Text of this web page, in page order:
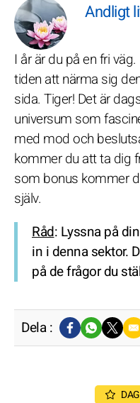
Andligt
I år är du på en fri
tiden att närma sig
sida. Tiger! Det är
universum som
med mod och
kommer du att ta dig
som bonus kommer
själv.
Råd: Lyssna på
in i denna sektor.
på de frågor du
Dela :